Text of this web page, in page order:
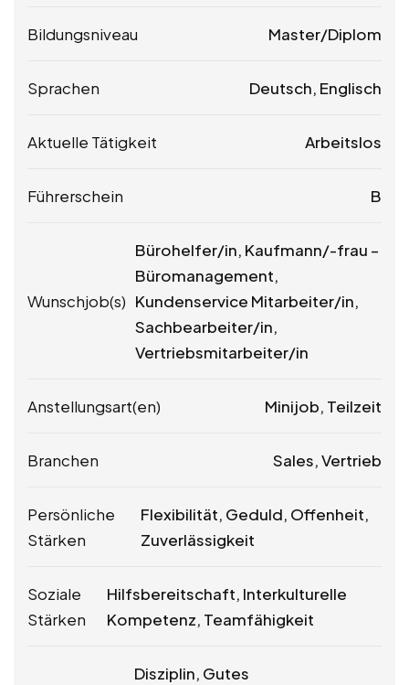
Bildungsniveau Master/Diplom
Sprachen Deutsch, Englisch
Aktuelle Tätigkeit Arbeitslos
Führerschein B
Wunschjob(s)
Bürohelfer/in, Kaufmann/-frau –
Büromanagement,
Kundenservice Mitarbeiter/in,
Sachbearbeiter/in,
Vertriebsmitarbeiter/in
Anstellungsart(en) Minijob, Teilzeit
Branchen Sales, Vertrieb
Persönliche
Stärken
Flexibilität, Geduld, Offenheit,
Zuverlässigkeit
Soziale
Stärken
Hilfsbereitschaft, Interkulturelle
Kompetenz, Teamfähigkeit
Disziplin, Gutes